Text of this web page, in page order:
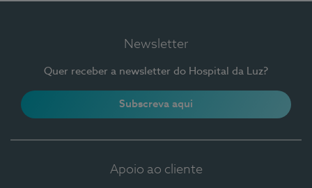
Newsletter
Quer receber a newsletter do Hospital da Luz?
Subscreva aqui
Apoio ao cliente